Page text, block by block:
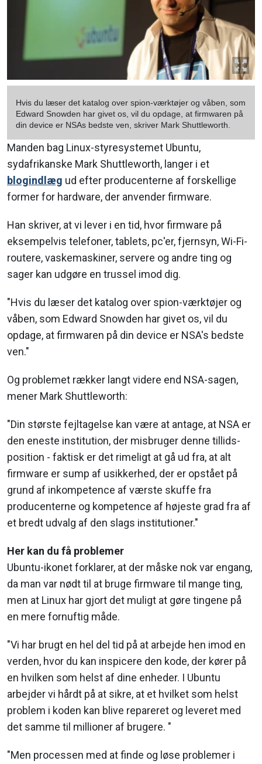
Hvis du læser det katalog over spion-værktøjer og våben, som
Edward Snowden har givet os, vil du opdage, at firmwaren på
din device er NSAs bedste ven, skriver Mark Shuttleworth.
Manden bag Linux-styresystemet Ubuntu,
sydafrikanske Mark Shuttleworth, langer i et
blogindlæg ud efter producenterne af forskellige
former for hardware, der anvender firmware.
Han skriver, at vi lever i en tid, hvor firmware på
eksempelvis telefoner, tablets, pc'er, fjernsyn, Wi-Fi-
routere, vaskemaskiner, servere og andre ting og
sager kan udgøre en trussel imod dig.
"Hvis du læser det katalog over spion-værktøjer og
våben, som Edward Snowden har givet os, vil du
opdage, at firmwaren på din device er NSA's bedste
ven."
Og problemet rækker langt videre end NSA-sagen,
mener Mark Shuttleworth:
"Din største fejltagelse kan være at antage, at NSA er
den eneste institution, der misbruger denne tillids-
position - faktisk er det rimeligt at gå ud fra, at alt
firmware er sump af usikkerhed, der er opstået på
grund af inkompetence af værste skuffe fra
producenterne og kompetence af højeste grad fra af
et bredt udvalg af den slags institutioner."
Her kan du få problemer
Ubuntu-ikonet forklarer, at der måske nok var engang,
da man var nødt til at bruge firmware til mange ting,
men at Linux har gjort det muligt at gøre tingene på
en mere fornuftig måde.
"Vi har brugt en hel del tid på at arbejde hen imod en
verden, hvor du kan inspicere den kode, der kører på
en hvilken som helst af dine enheder. I Ubuntu
arbejder vi hårdt på at sikre, at et hvilket som helst
problem i koden kan blive repareret og leveret med
det samme til millioner af brugere. "
"Men processen med at finde og løse problemer i